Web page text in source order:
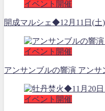
イベント開催
開成マルシェ◆12月11日(土)
イベント開催
アンサンブルの響演 アン
イベント開催